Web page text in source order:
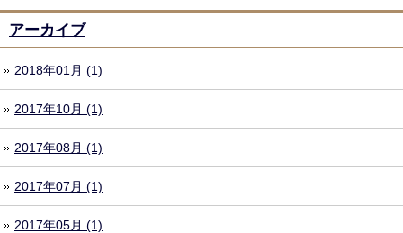
アーカイブ
2018年01月 (1)
2017年10月 (1)
2017年08月 (1)
2017年07月 (1)
2017年05月 (1)